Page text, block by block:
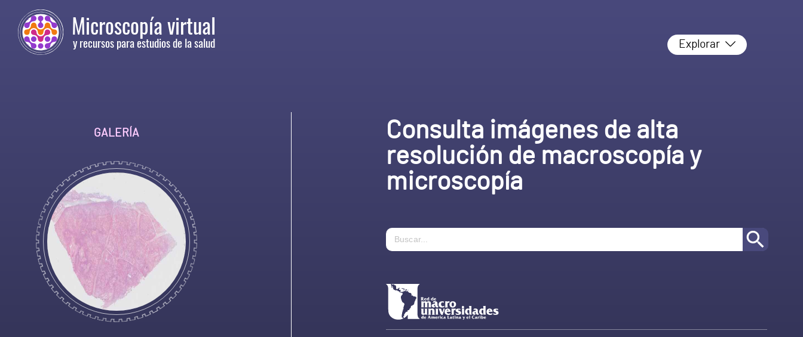
Ir
a
Home
Microscopía virtual
y recursos para estudios de la salud Explorar
GALERÍA
Pleurobronconeumonía
fibrino
supurativa
por
Mannheimia
haemolytica
Consulta imágenes de alta
resolución de macroscopía y
microscopía
Ir
Macro
Universidades